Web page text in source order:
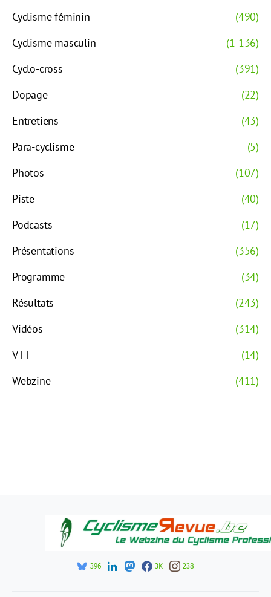
Cyclisme féminin
(490)
Cyclisme masculin
(1 136)
Cyclo-cross
(391)
Dopage
(22)
Entretiens
(43)
Para-cyclisme
(5)
Photos
(107)
Piste
(40)
Podcasts
(17)
Présentations
(356)
Programme
(34)
Résultats
(243)
Vidéos
(314)
VTT
(14)
Webzine
(411)
396 3K 238